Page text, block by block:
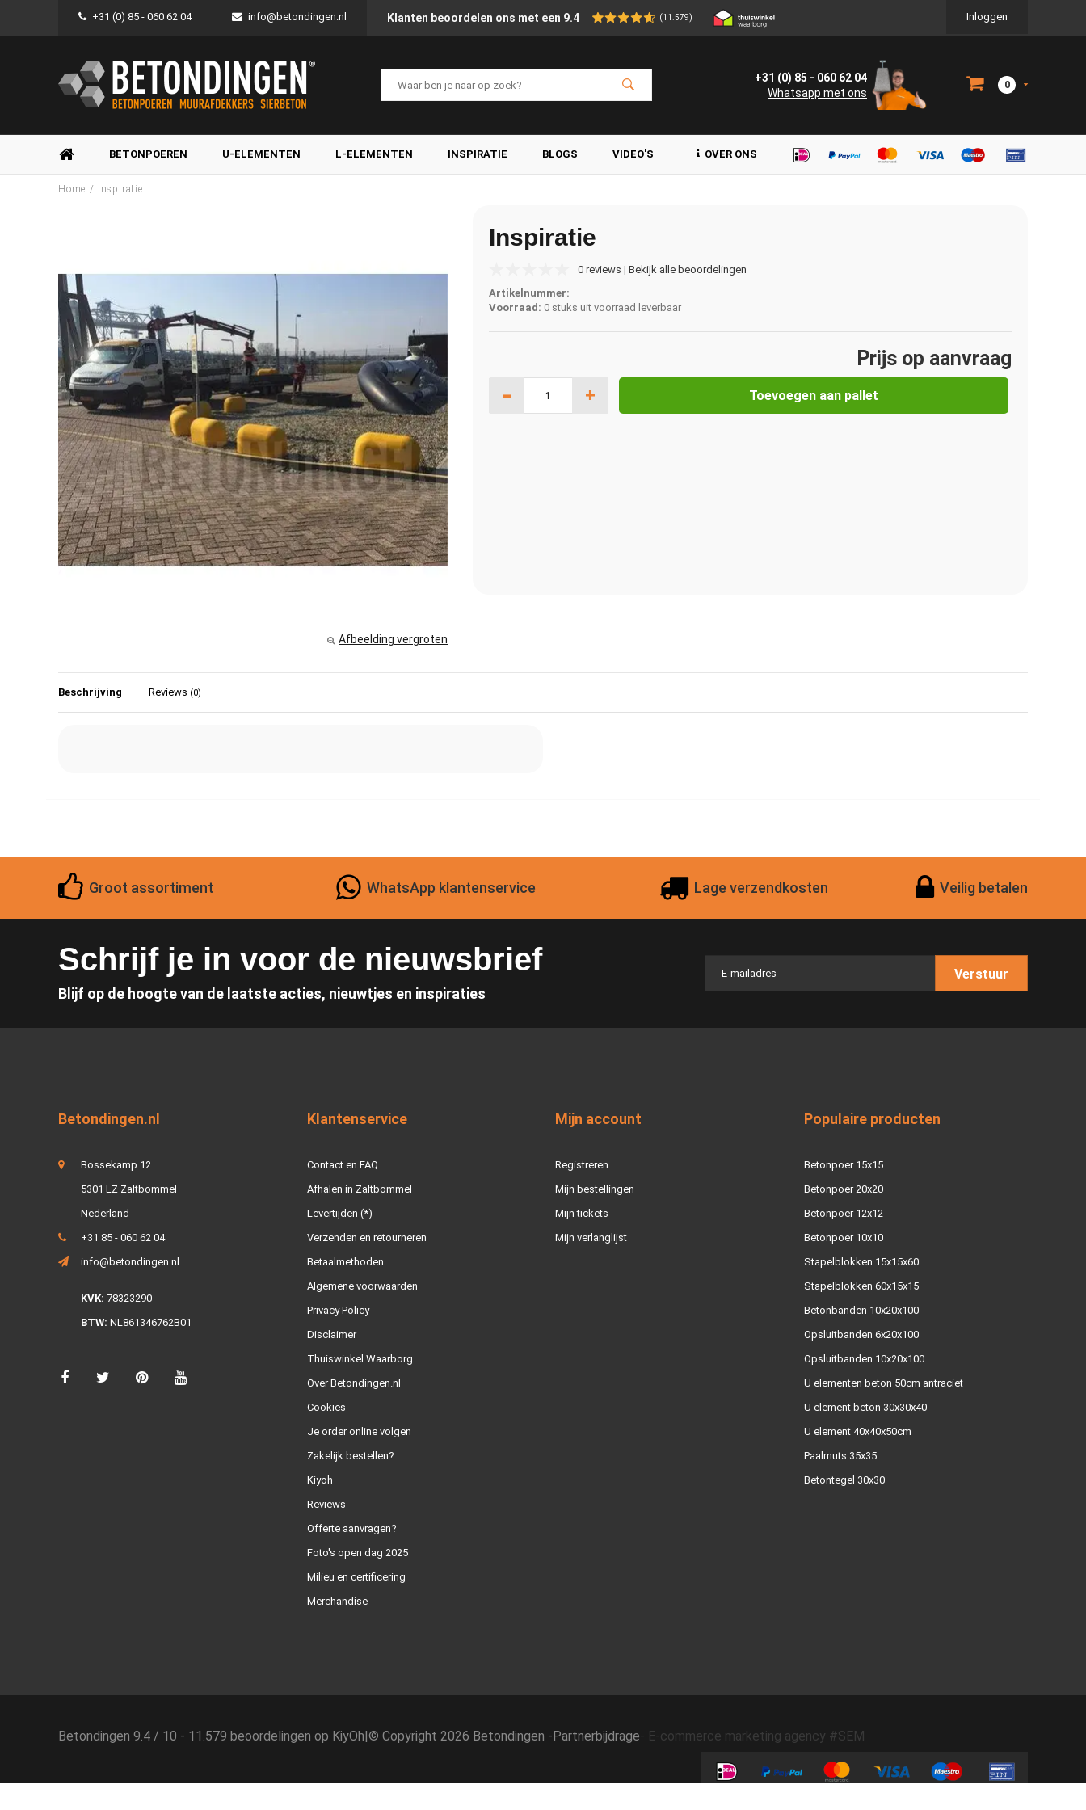
+31 (0) 85 - 060 62 04 info@betondingen.nl Klanten beoordelen ons met een 9.4 (11.579) Inloggen
+31 (0) 85 - 060 62 04
Whatsapp met ons
0
BETONPOEREN U-ELEMENTEN L-ELEMENTEN INSPIRATIE BLOGS VIDEO'S OVER ONS
Home / Inspiratie
Afbeelding vergroten
Inspiratie
0 reviews | Bekijk alle beoordelingen
Artikelnummer:
Voorraad: 0 stuks uit voorraad leverbaar
Prijs op aanvraag
- + Toevoegen aan pallet
Beschrijving Reviews (0)
Groot assortiment WhatsApp klantenservice Lage verzendkosten Veilig betalen
Schrijf je in voor de nieuwsbrief
Blijf op de hoogte van de laatste acties, nieuwtjes en inspiraties
Verstuur
Betondingen.nl
Bossekamp 12
5301 LZ Zaltbommel
Nederland
+31 85 - 060 62 04
info@betondingen.nl
KVK: 78323290
BTW: NL861346762B01
Klantenservice
Contact en FAQ
Afhalen in Zaltbommel
Levertijden (*)
Verzenden en retourneren
Betaalmethoden
Algemene voorwaarden
Privacy Policy
Disclaimer
Thuiswinkel Waarborg
Over Betondingen.nl
Cookies
Je order online volgen
Zakelijk bestellen?
Kiyoh
Reviews
Offerte aanvragen?
Foto's open dag 2025
Milieu en certificering
Merchandise
Mijn account
Registreren
Mijn bestellingen
Mijn tickets
Mijn verlanglijst
Populaire producten
Betonpoer 15x15
Betonpoer 20x20
Betonpoer 12x12
Betonpoer 10x10
Stapelblokken 15x15x60
Stapelblokken 60x15x15
Betonbanden 10x20x100
Opsluitbanden 6x20x100
Opsluitbanden 10x20x100
U elementen beton 50cm antraciet
U element beton 30x30x40
U element 40x40x50cm
Paalmuts 35x35
Betontegel 30x30
Betondingen 9.4 / 10 - 11.579 beoordelingen op KiyOh|© Copyright 2026 Betondingen -Partnerbijdrage- E-commerce marketing agency #SEM